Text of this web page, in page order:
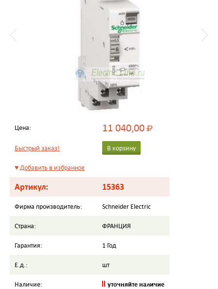
Цена: 11 040,00Р
Быстрый заказ! В корзину
♥Добавить в избранное
Артикул: 15363
Фирма производитель: Schneider Electric
Страна: ФРАНЦИЯ
Гарантия: 1 Год
Е.д.: шт
Наличие: уточняйте наличие